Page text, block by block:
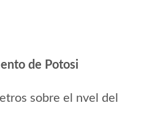
de Potosi
sobre el nvel del